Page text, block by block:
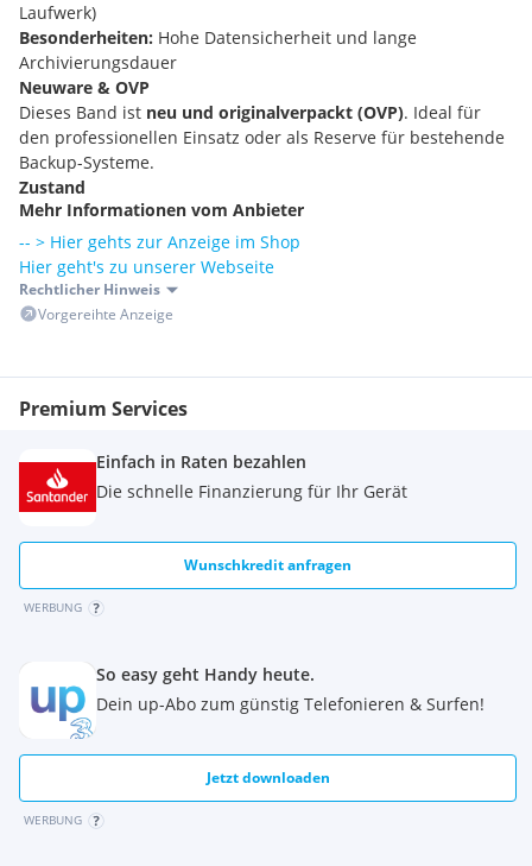
Laufwerk)
Besonderheiten: Hohe Datensicherheit und lange
Archivierungsdauer
Neuware & OVP
Dieses Band ist neu und originalverpackt (OVP). Ideal für
den professionellen Einsatz oder als Reserve für bestehende
Backup-Systeme.
Zustand
Neu & OVP
Unbenutzter Artikel in Originalverpackung.
Lieferumfang
• HPE C7974A LTO-4 Ultrium Data Cartridge
️Garantie
Zuverlässig • Langzeitarchivierung • Enterprise Backup •
Marke: HPE
Mehr Informationen vom Anbieter
-- > Hier gehts zur Anzeige im Shop
Hier geht's zu unserer Webseite
Rechtlicher Hinweis
Vorgereihte Anzeige
Premium Services
Einfach in Raten bezahlen
Die schnelle Finanzierung für Ihr Gerät
Wunschkredit anfragen
WERBUNG
So easy geht Handy heute.
Dein up-Abo zum günstig Telefonieren & Surfen!
Jetzt downloaden
WERBUNG